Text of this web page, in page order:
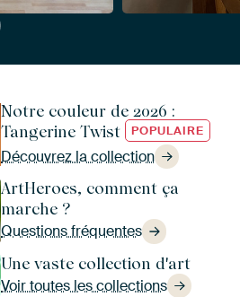
Notre couleur de 2026 :
Tangerine Twist
POPULAIRE
Découvrez la collection
ArtHeroes, comment ça
marche ?
Questions fréquentes
Une vaste collection d'art
Voir toutes les collections